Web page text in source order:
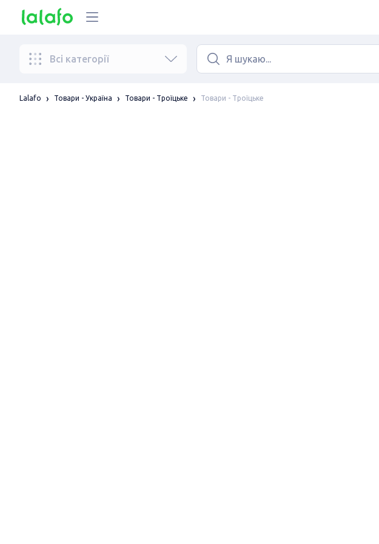
Всі категорії
Lalafo Товари - Україна Товари - Троїцьке Товари - Троїцьке